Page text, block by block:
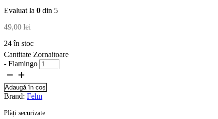
Evaluat la 0 din 5
49,00 lei
24 în stoc
Cantitate Zornaitoare
- Flamingo
Adaugă în coș
Brand: Fehn
Plăți securizate